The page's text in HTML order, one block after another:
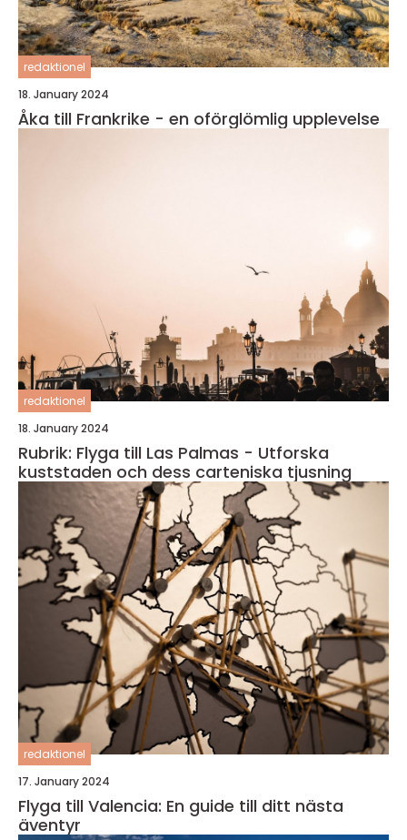
redaktionel
18. January 2024
Åka till Frankrike - en oförglömlig upplevelse
redaktionel
18. January 2024
Rubrik: Flyga till Las Palmas - Utforska
kuststaden och dess carteniska tjusning
redaktionel
17. January 2024
Flyga till Valencia: En guide till ditt nästa
äventyr